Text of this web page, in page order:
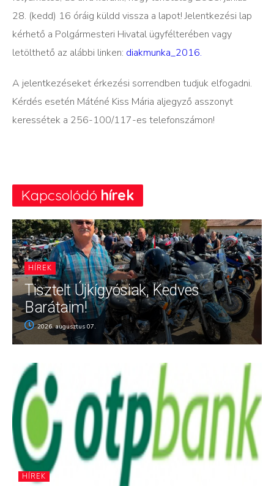
28. (kedd) 16 óráig küldd vissza a lapot! Jelentkezési lap
kérhető a Polgármesteri Hivatal ügyfélterében vagy
letölthető az alábbi linken: diakmunka_2016.
A jelentkezéseket érkezési sorrendben tudjuk elfogadni.
Kérdés esetén Máténé Kiss Mária aljegyző asszonyt
keressétek a 256-100/117-es telefonszámon!
Kapcsolódó hírek
HÍREK
Tisztelt Újkígyósiak, Kedves
Barátaim!
2026. augusztus 07.
HÍREK